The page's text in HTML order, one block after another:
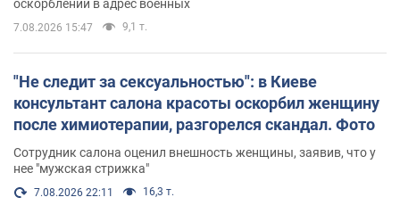
оскорблений в адрес военных
7.08.2026 15:47 9,1 т.
"Не следит за сексуальностью": в Киеве
консультант салона красоты оскорбил женщину
после химиотерапии, разгорелся скандал. Фото
Сотрудник салона оценил внешность женщины, заявив, что у
нее "мужская стрижка"
7.08.2026 22:11 16,3 т.